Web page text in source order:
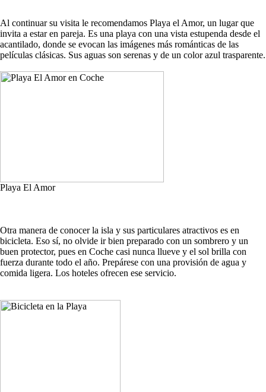
Al continuar su visita le recomendamos Playa el Amor, un lugar que
invita a estar en pareja. Es una playa con una vista estupenda desde el
acantilado, donde se evocan las imágenes más románticas de las
películas clásicas. Sus aguas son serenas y de un color azul trasparente.
Playa El Amor
Otra manera de conocer la isla y sus particulares atractivos es en
bicicleta. Eso sí, no olvide ir bien preparado con un sombrero y un
buen protector, pues en Coche casi nunca llueve y el sol brilla con
fuerza durante todo el año. Prepárese con una provisión de agua y
comida ligera. Los hoteles ofrecen ese servicio.